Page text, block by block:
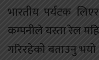
भारतीय पर्यटक
कम्पनीले यस्ता रेल
गरिरहेको बताउनु भयो